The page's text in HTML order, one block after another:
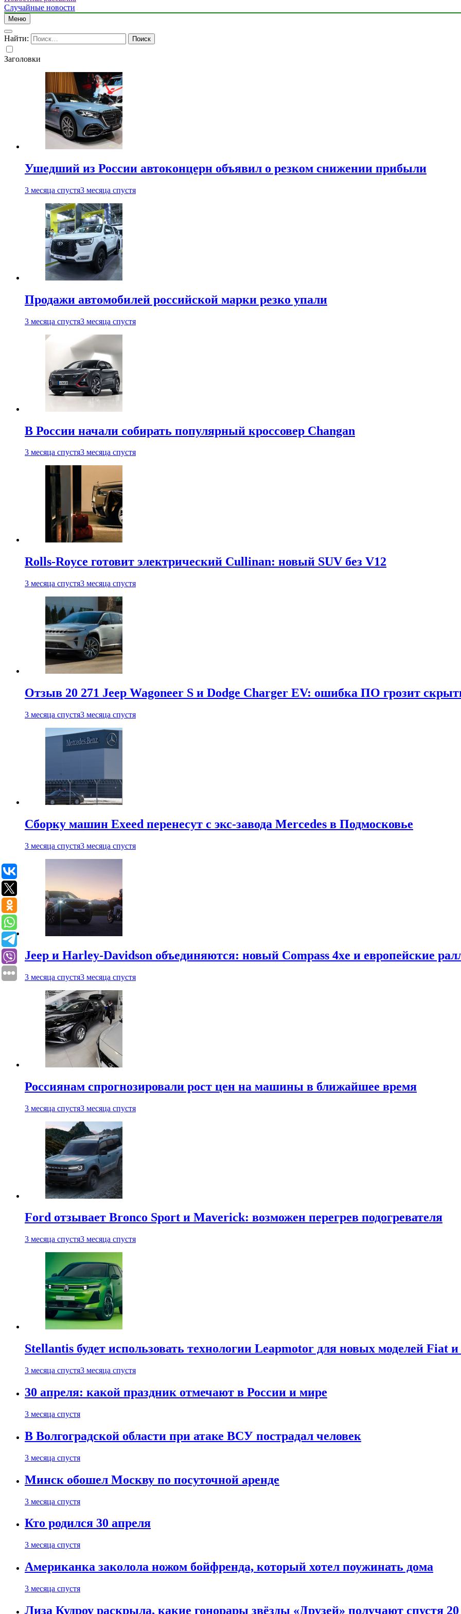
Случайные новости
Меню
Найти:
Заголовки
Ушедший из России автоконцерн объявил о резком снижении прибыли
3 месяца спустя3 месяца спустя
Продажи автомобилей российской марки резко упали
3 месяца спустя3 месяца спустя
В России начали собирать популярный кроссовер Changan
3 месяца спустя3 месяца спустя
Rolls-Royce готовит электрический Cullinan: новый SUV без V12
3 месяца спустя3 месяца спустя
Отзыв 20 271 Jeep Wagoneer S и Dodge Charger EV: ошибка ПО грозит
3 месяца спустя3 месяца спустя
Сборку машин Exeed перенесут с экс-завода Mercedes в Подмосковье
3 месяца спустя3 месяца спустя
Jeep и Harley-Davidson объединяются: новый Compass 4xe и европейские
3 месяца спустя3 месяца спустя
Россиянам спрогнозировали рост цен на машины в ближайшее время
3 месяца спустя3 месяца спустя
Ford отзывает Bronco Sport и Maverick: возможен перегрев подогревателя
3 месяца спустя3 месяца спустя
Stellantis будет использовать технологии Leapmotor для новых моделей Fiat
3 месяца спустя3 месяца спустя
30 апреля: какой праздник отмечают в России и мире
3 месяца спустя
В Волгоградской области при атаке ВСУ пострадал человек
3 месяца спустя
Минск обошел Москву по посуточной аренде
3 месяца спустя
Кто родился 30 апреля
3 месяца спустя
Американка заколола ножом бойфренда, который хотел поужинать дома
3 месяца спустя
Лиза Кудроу раскрыла, какие гонорары звёзды «Друзей» получают спустя